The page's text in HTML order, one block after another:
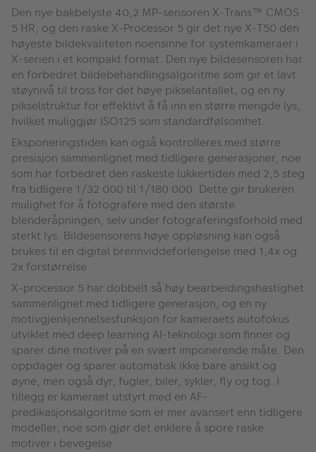
Den nye bakbelyste 40,2 MP-sensoren X-Trans™ CMOS
5 HR, og den raske X-Processor 5 gir det nye X-T50 den
høyeste bildekvaliteten noensinne for systemkameraer i
X-serien i et kompakt format. Den nye bildesensoren har
en forbedret bildebehandlingsalgoritme som gir et lavt
støynivå til tross for det høye pikselantallet, og en ny
pikselstruktur for effektivt å få inn en større mengde lys,
hvilket muliggjør ISO125 som standardfølsomhet.
Eksponeringstiden kan også kontrolleres med større
presisjon sammenlignet med tidligere generasjoner, noe
som har forbedret den raskeste lukkertiden med 2,5 steg
fra tidligere 1/32 000 til 1/180 000. Dette gir brukeren
mulighet for å fotografere med den største
blenderåpningen, selv under fotograferingsforhold med
sterkt lys. Bildesensorens høye oppløsning kan også
brukes til en digital brennviddeforlengelse med 1,4x og
2x forstørrelse.
X-processor 5 har dobbelt så høy bearbeidingshastighet
sammenlignet med tidligere generasjon, og en ny
motivgjenkjennelsesfunksjon for kameraets autofokus
utviklet med deep learning AI-teknologi som finner og
sparer dine motiver på en svært imponerende måte. Den
oppdager og sparer automatisk ikke bare ansikt og
øyne, men også dyr, fugler, biler, sykler, fly og tog. I
tillegg er kameraet utstyrt med en AF-
predikasjonsalgoritme som er mer avansert enn tidligere
modeller, noe som gjør det enklere å spore raske
motiver i bevegelse.